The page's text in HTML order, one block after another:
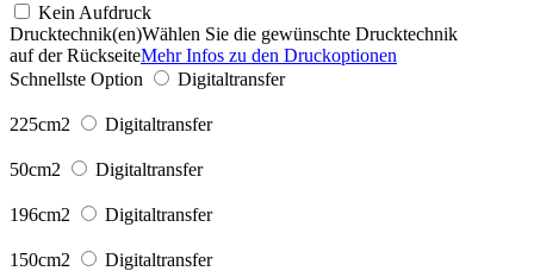
Kein Aufdruck
Drucktechnik(en)Wählen Sie die gewünschte Drucktechnik
auf der RückseiteMehr Infos zu den Druckoptionen
Schnellste Option
Digitaltransfer
225cm2 Digitaltransfer
50cm2 Digitaltransfer
196cm2 Digitaltransfer
150cm2 Digitaltransfer